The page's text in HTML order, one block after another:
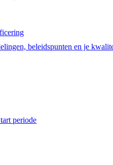
beleidspunten en je
periode